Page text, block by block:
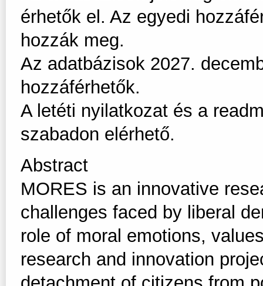
érhetők el. Az egyedi
hozzák meg.
Az adatbázisok 2027.
hozzáférhetők.
A letéti nyilatkozat és a
szabadon elérhető.
Abstract
MORES is an innovative
challenges faced by liberal
role of moral emotions,
research and innovation